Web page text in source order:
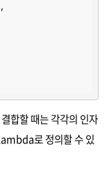
합할 때는 각각의 인자
로 정의할 수 있